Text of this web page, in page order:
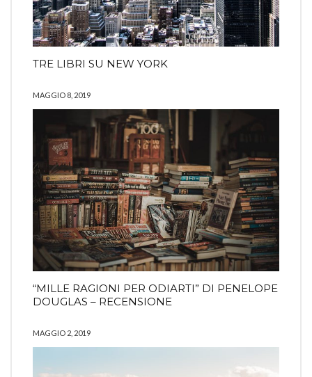
TRE LIBRI SU NEW YORK
MAGGIO 8, 2019
“MILLE RAGIONI PER ODIARTI” DI PENELOPE
DOUGLAS – RECENSIONE
MAGGIO 2, 2019